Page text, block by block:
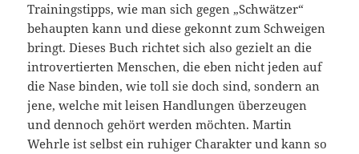
Trainingstipps, wie man sich gegen „Schwätzer“
behaupten kann und diese gekonnt zum Schweigen
bringt. Dieses Buch richtet sich also gezielt an die
introvertierten Menschen, die eben nicht jeden auf
die Nase binden, wie toll sie doch sind, sondern an
jene, welche mit leisen Handlungen überzeugen
und dennoch gehört werden möchten. Martin
Wehrle ist selbst ein ruhiger Charakter und kann so